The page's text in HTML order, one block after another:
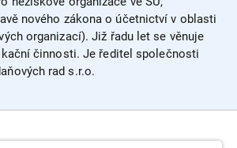
nového zákona o účetnictví v oblasti
organizací). Již řadu let se věnuje
činnosti. Je ředitel společnosti
rad s.r.o.